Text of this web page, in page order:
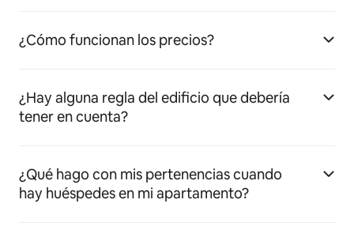
¿Cómo funcionan los precios?
¿Hay alguna regla del edificio que debería
tener en cuenta?
¿Qué hago con mis pertenencias cuando
hay huéspedes en mi apartamento?